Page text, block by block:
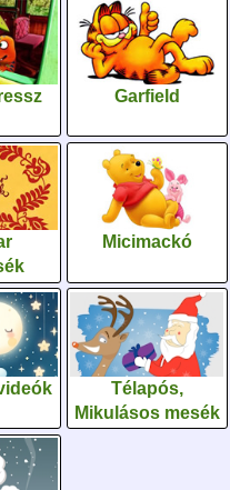
Garfield
Micimackó
Télapós,
Mikulásos mesék